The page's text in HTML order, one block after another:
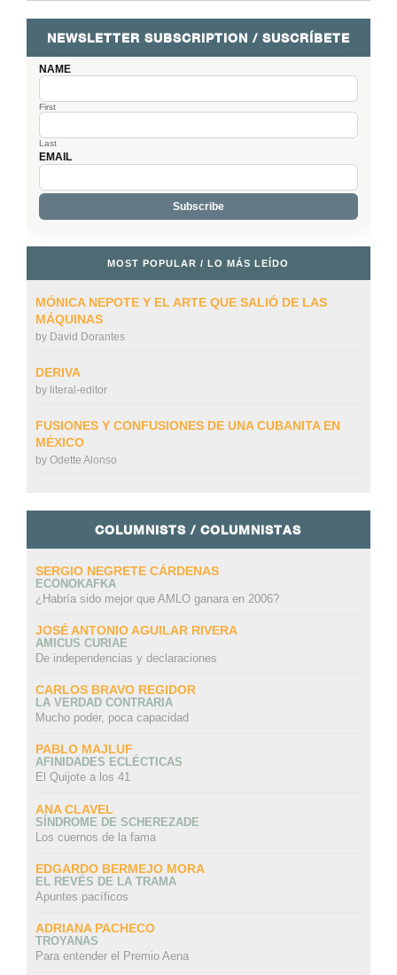
NEWSLETTER SUBSCRIPTION / SUSCRÍBETE
NAME
First
Last
EMAIL
MOST POPULAR / LO MÁS LEÍDO
MÓNICA NEPOTE Y EL ARTE QUE SALIÓ DE LAS
MÁQUINAS
by David Dorantes
DERIVA
by literal-editor
FUSIONES Y CONFUSIONES DE UNA CUBANITA EN
MÉXICO
by Odette Alonso
COLUMNISTS / COLUMNISTAS
SERGIO NEGRETE CÁRDENAS
ECONOKAFKA
¿Habría sido mejor que AMLO ganara en 2006?
JOSÉ ANTONIO AGUILAR RIVERA
AMICUS CURIAE
De independencias y declaraciones
CARLOS BRAVO REGIDOR
LA VERDAD CONTRARIA
Mucho poder, poca capacidad
PABLO MAJLUF
AFINIDADES ECLÉCTICAS
El Quijote a los 41
ANA CLAVEL
SÍNDROME DE SCHEREZADE
Los cuernos de la fama
EDGARDO BERMEJO MORA
EL REVÉS DE LA TRAMA
Apuntes pacíficos
ADRIANA PACHECO
TROYANAS
Para entender el Premio Aena